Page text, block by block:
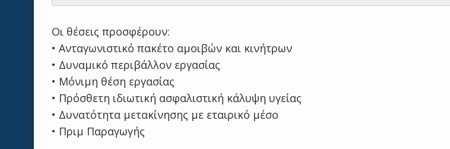
Οι θέσεις προσφέρουν:
• Ανταγωνιστικό πακέτο αμοιβών και κινήτρων
• Δυναμικό περιβάλλον εργασίας
• Μόνιμη θέση εργασίας
• Πρόσθετη ιδιωτική ασφαλιστική κάλυψη υγείας
• Δυνατότητα μετακίνησης με εταιρικό μέσο
• Πριμ Παραγωγής